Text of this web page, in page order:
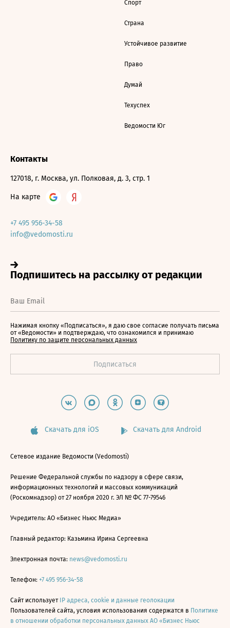
Спорт
Страна
Устойчивое развитие
Право
Думай
Техуспех
Ведомости Юг
Контакты
127018, г. Москва, ул. Полковая, д. 3, стр. 1
На карте
+7 495 956-34-58
info@vedomosti.ru
Нажимая кнопку «Подписаться», я даю свое согласие получать письма
от «Ведомости» и подтверждаю, что ознакомился и принимаю
Политику по защите персональных данных
Скачать для iOS Скачать для Android
Сетевое издание Ведомости (Vedomosti)
Решение Федеральной службы по надзору в сфере связи,
информационных технологий и массовых коммуникаций
(Роскомнадзор) от 27 ноября 2020 г. ЭЛ № ФС 77-79546
Учредитель: АО «Бизнес Ньюс Медиа»
Главный редактор: Казьмина Ирина Сергеевна
Электронная почта: news@vedomosti.ru
Телефон: +7 495 956-34-58
Сайт использует IP адреса, cookie и данные геолокации
Пользователей сайта, условия использования содержатся в Политике
в отношении обработки персональных данных АО «Бизнес Ньюс